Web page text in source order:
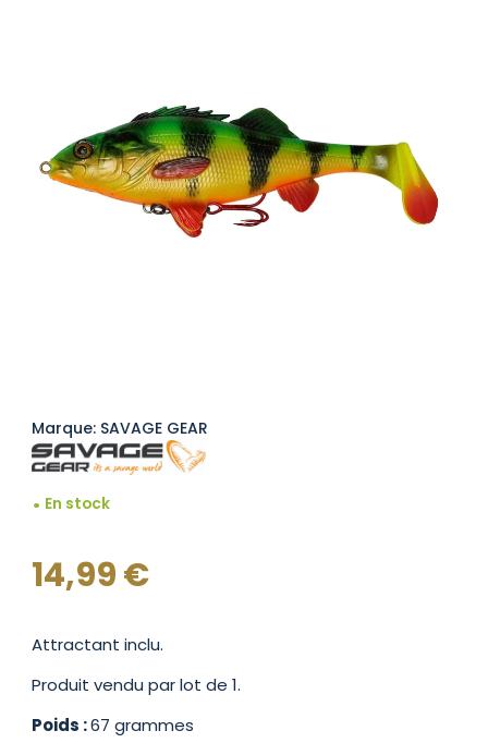
Marque: SAVAGE GEAR
En stock
14,99€
Attractant inclu.
Produit vendu par lot de 1.
Poids :67 grammes